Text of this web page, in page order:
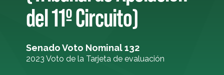
del 11º Circuito)
Senado Voto Nominal 132
2023 Voto de la Tarjeta de evaluación